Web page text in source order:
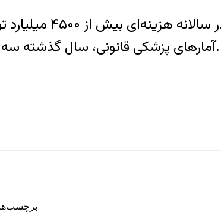
مواد مخدر
آمارهای پزشکی قانونی، سال گذشته سه هزار و ۶۵۰ نفر بر اثر مواد مخدر جانشان را از دست داده‌اند، یعنی حدود ۱۰ نفر در هر روز.